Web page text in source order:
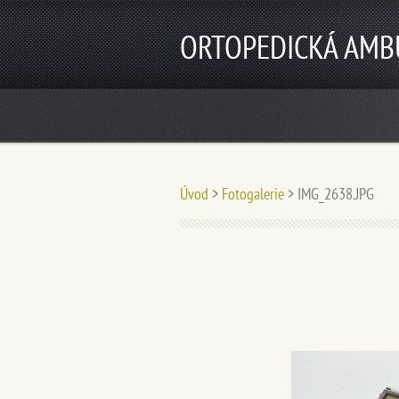
ORTOPEDICKÁ
Úvod > Fotogalerie > IMG_2638.JPG